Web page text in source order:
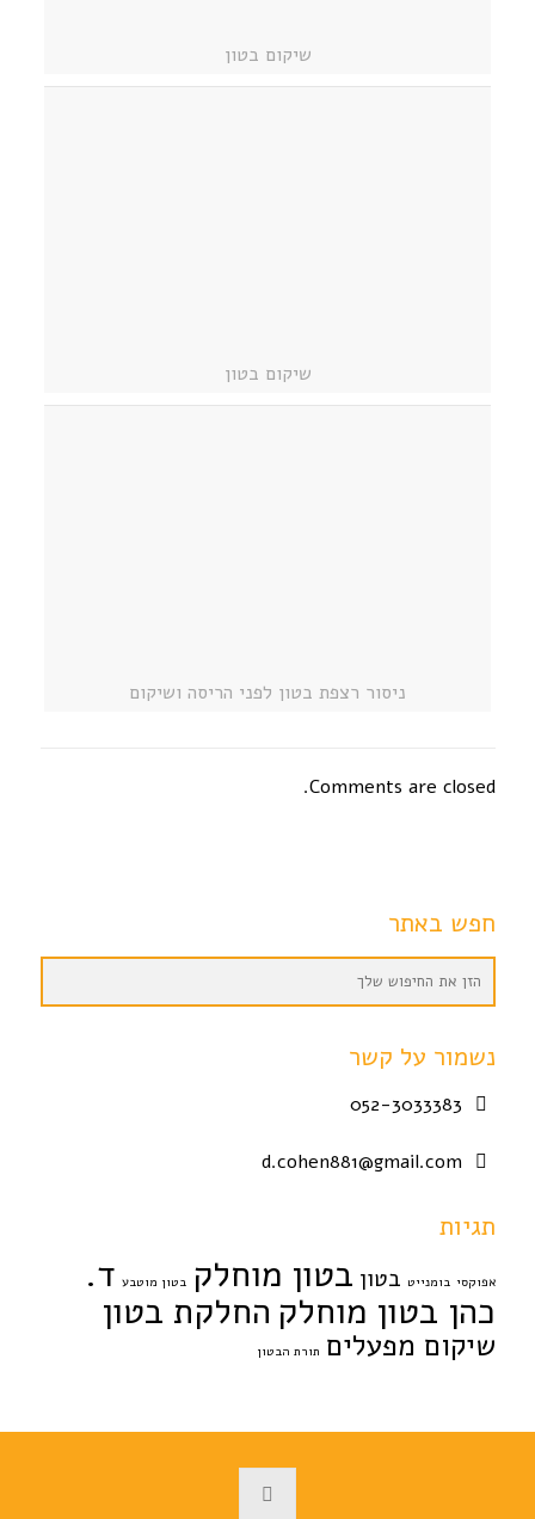
שיקום בטון
שיקום בטון
ניסור רצפת בטון לפני הריסה ושיקום
Comments are closed.
חפש באתר
נשמור על קשר
052-3033383
d.cohen881@gmail.com
תגיות
אפוקסי בומנייט בטון בטון מוחלק בטון מוטבע ד.
כהן בטון מוחלק החלקת בטון
שיקום מפעלים תורת הבטון